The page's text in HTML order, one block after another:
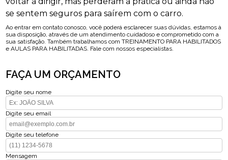
se sentem seguros para saírem com o carro.
Ao entrar em contato conosco, você poderá esclarecer suas dúvidas, estamos à
sua disposição, através de um atendimento cuidadoso e comprometido com a
sua satisfação. Também trabalhamos com TREINAMENTO PARA HABILITADOS
e AULAS PARA HABILITADAS. Fale com nossos especialistas.
FAÇA UM ORÇAMENTO
Digite seu nome
Digite seu email
Digite seu telefone
Mensagem